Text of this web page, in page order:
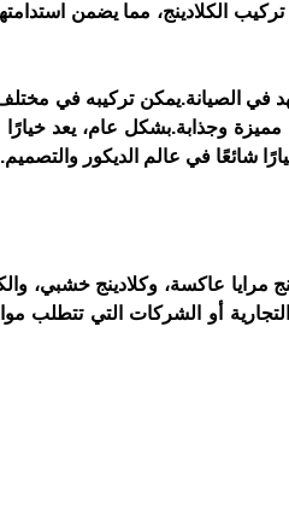
في الصيانة.
مميزة وجذابة.
شائعًا في عالم الديكور والتصميم.